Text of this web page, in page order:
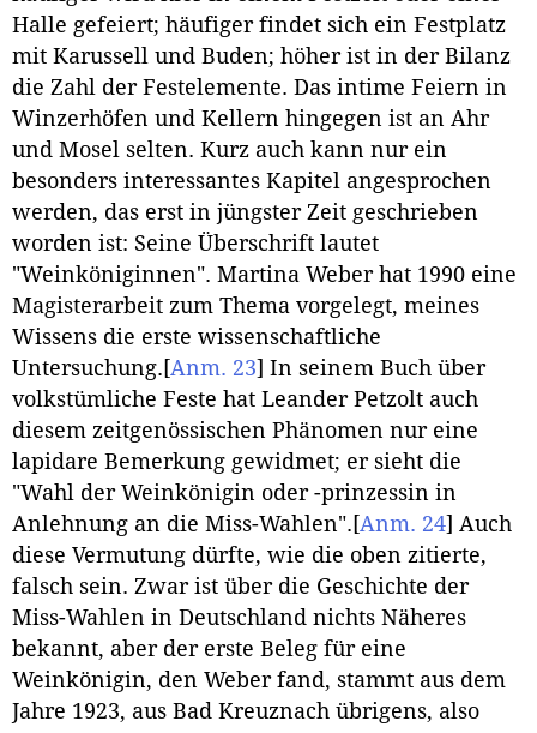
Halle gefeiert; häufiger findet sich ein Festplatz
mit Karussell und Buden; höher ist in der Bilanz
die Zahl der Festelemente. Das intime Feiern in
Winzerhöfen und Kellern hingegen ist an Ahr
und Mosel selten. Kurz auch kann nur ein
besonders interessantes Kapitel angesprochen
werden, das erst in jüngster Zeit geschrieben
worden ist: Seine Überschrift lautet
"Weinköniginnen". Martina Weber hat 1990 eine
Magisterarbeit zum Thema vorgelegt, meines
Wissens die erste wissenschaftliche
Untersuchung. [Anm. 23] In seinem Buch über
volkstümliche Feste hat Leander Petzolt auch
diesem zeitgenössischen Phänomen nur eine
lapidare Bemerkung gewidmet; er sieht die
"Wahl der Weinkönigin oder -prinzessin in
Anlehnung an die Miss-Wahlen". [Anm. 24] Auch
diese Vermutung dürfte, wie die oben zitierte,
falsch sein. Zwar ist über die Geschichte der
Miss-Wahlen in Deutschland nichts Näheres
bekannt, aber der erste Beleg für eine
Weinkönigin, den Weber fand, stammt aus dem
Jahre 1923, aus Bad Kreuznach übrigens, also